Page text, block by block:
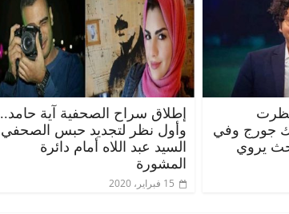
جورج وفي
يروي
إطلاق سراح الصحفية آية حامد..
وأول نظر لتجديد حبس الصحفي
السيد عبد اللاه أمام دائرة
المشورة
15 فبراير، 2020